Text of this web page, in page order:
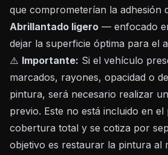
que comprometerían la adhesión
Abrillantado ligero — enfocado
dejar la superficie óptima para el
⚠️ Importante: Si el vehículo
marcados, rayones, opacidad o
pintura, será necesario realizar un
previo. Este no está incluido en el
cobertura total y se cotiza por
objetivo es restaurar la pintura al